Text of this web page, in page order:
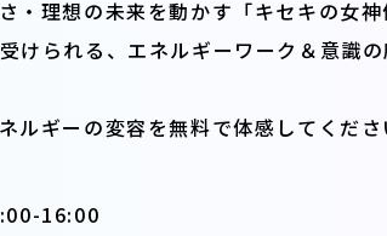
・理想の未来を動かす「キセキの女神
けられる、エネルギーワーク＆意識
ルギーの変容を無料で体感してくださ
16:00